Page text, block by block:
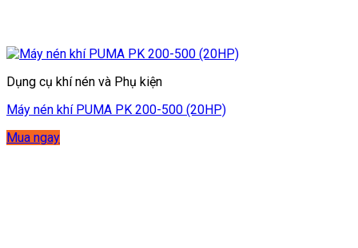
Dụng cụ khí nén và Phụ kiện
Máy nén khí PUMA PK 200-500 (20HP)
Mua ngay